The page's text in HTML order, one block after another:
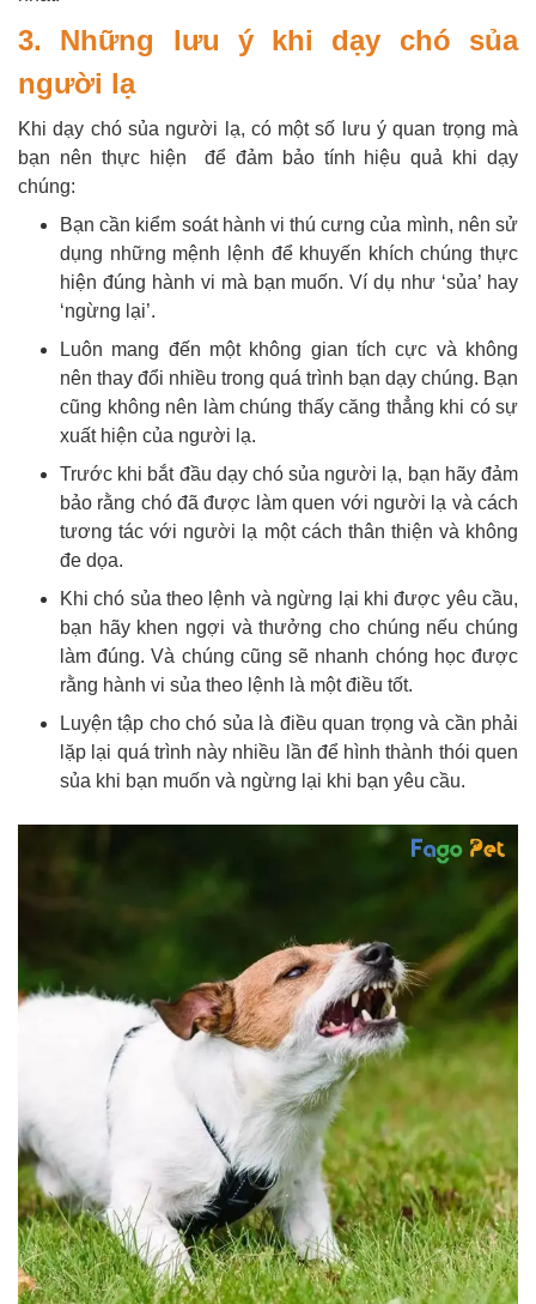
3. Những lưu ý khi dạy chó sủa
người lạ
Khi dạy chó sủa người lạ, có một số lưu ý quan trọng mà
bạn nên thực hiện để đảm bảo tính hiệu quả khi dạy
chúng:
Bạn cần kiểm soát hành vi thú cưng của mình, nên sử
dụng những mệnh lệnh để khuyến khích chúng thực
hiện đúng hành vi mà bạn muốn. Ví dụ như ‘sủa’ hay
‘ngừng lại’.
Luôn mang đến một không gian tích cực và không
nên thay đổi nhiều trong quá trình bạn dạy chúng. Bạn
cũng không nên làm chúng thấy căng thẳng khi có sự
xuất hiện của người lạ.
Trước khi bắt đầu dạy chó sủa người lạ, bạn hãy đảm
bảo rằng chó đã được làm quen với người lạ và cách
tương tác với người lạ một cách thân thiện và không
đe dọa.
Khi chó sủa theo lệnh và ngừng lại khi được yêu cầu,
bạn hãy khen ngợi và thưởng cho chúng nếu chúng
làm đúng. Và chúng cũng sẽ nhanh chóng học được
rằng hành vi sủa theo lệnh là một điều tốt.
Luyện tập cho chó sủa là điều quan trọng và cần phải
lặp lại quá trình này nhiều lần để hình thành thói quen
sủa khi bạn muốn và ngừng lại khi bạn yêu cầu.